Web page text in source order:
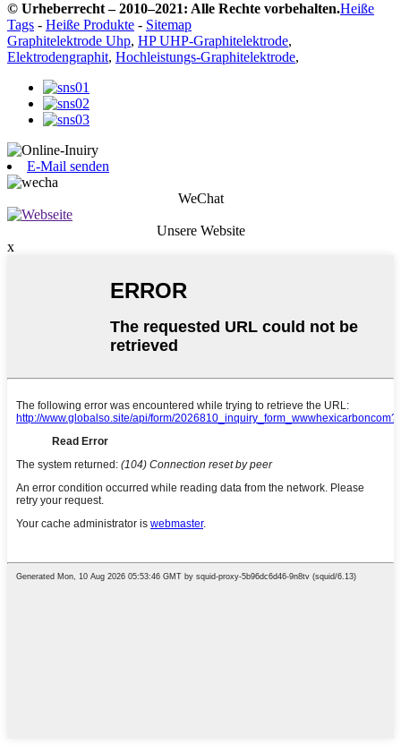
© Urheberrecht – 2010–2021: Alle Rechte vorbehalten.Heiße
Tags - Heiße Produkte - Sitemap
Graphitelektrode Uhp, HP UHP-Graphitelektrode,
Elektrodengraphit, Hochleistungs-Graphitelektrode,
E-Mail senden
WeChat
Unsere Website
x